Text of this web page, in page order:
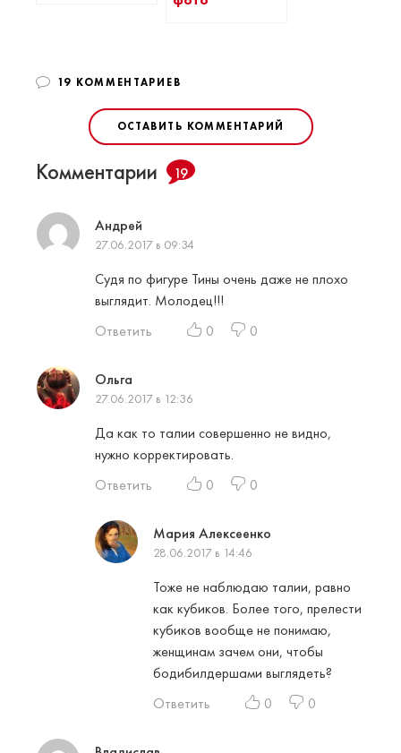
19 КОММЕНТАРИЕВ
ОСТАВИТЬ КОММЕНТАРИЙ
Комментарии 19
Андрей
27.06.2017 в 09:34
Судя по фигуре Тины очень даже не плохо
выглядит. Молодец!!!
Ответить
0 0
Ольга
27.06.2017 в 12:36
Да как то талии совершенно не видно,
нужно корректировать.
Ответить
0 0
Мария Алексеенко
28.06.2017 в 14:46
Тоже не наблюдаю талии, равно
как кубиков. Более того, прелести
кубиков вообще не понимаю,
женщинам зачем они, чтобы
бодибилдершами выглядеть?
Ответить
0 0